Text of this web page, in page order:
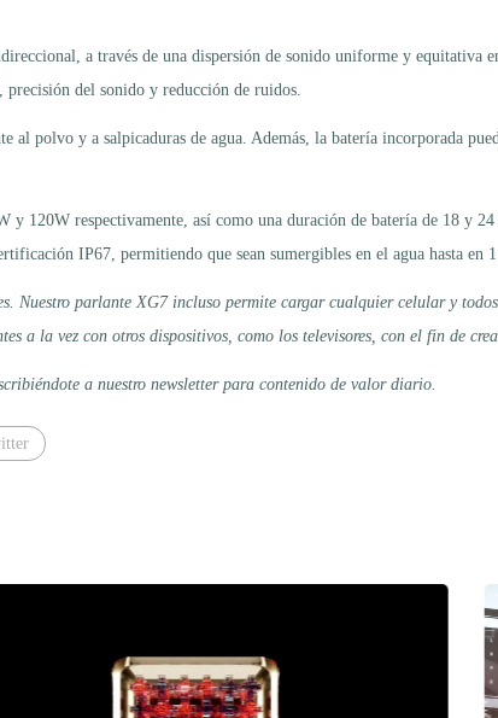
a través de una dispersión de sonido uniforme y equitativa
del sonido y reducción de ruidos.
polvo y a salpicaduras de agua. Además, la batería incorporada
120W respectivamente, así como una duración de batería de 18 y
IP67, permitiendo que sean sumergibles en el agua hasta en
Nuestro parlante XG7 incluso permite cargar cualquier celular y
a la vez con otros dispositivos, como los televisores, con el fin de
a nuestro newsletter para contenido de valor diario.